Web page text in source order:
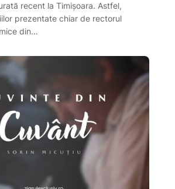
recent la Timișoara. Astfel,
prezentate chiar de rectorul
din…